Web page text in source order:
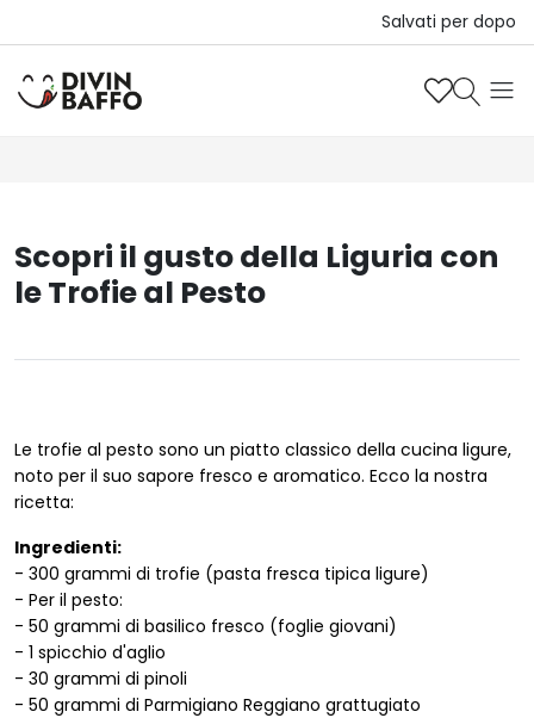
Salvati per dopo
Scopri il gusto della Liguria con
le Trofie al Pesto
Le trofie al pesto sono un piatto classico della cucina ligure,
noto per il suo sapore fresco e aromatico. Ecco la nostra
ricetta:
Ingredienti:
- 300 grammi di trofie (pasta fresca tipica ligure)
- Per il pesto:
- 50 grammi di basilico fresco (foglie giovani)
- 1 spicchio d'aglio
- 30 grammi di pinoli
- 50 grammi di Parmigiano Reggiano grattugiato